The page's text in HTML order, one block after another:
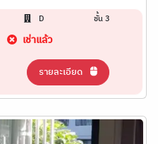
D ชั้น 3
เช่าแล้ว
รายละเอียด